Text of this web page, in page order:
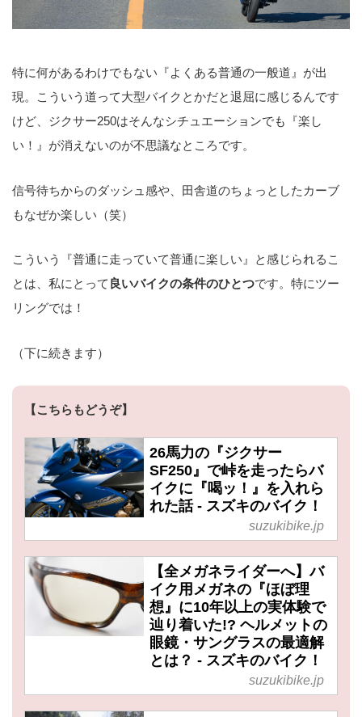
特に何があるわけでもない『よくある普通の一般道』が出
現。こういう道って大型バイクとかだと退屈に感じるんです
けど、ジクサー250はそんなシチュエーションでも『楽し
い！』が消えないのが不思議なところです。
信号待ちからのダッシュ感や、田舎道のちょっとしたカーブ
もなぜか楽しい（笑）
こういう『普通に走っていて普通に楽しい』と感じられるこ
とは、私にとって 良いバイクの条件のひとつです。特にツー
リングでは！
（下に続きます）
【こちらもどうぞ】
26馬力の『ジクサー
SF250』で峠を走ったらバ
イクに『喝ッ！』を入れら
れた話 - スズキのバイク！
suzukibike.jp
【全メガネライダーへ】バ
イク用メガネの『ほぼ理
想』に10年以上の実体験で
辿り着いた!? ヘルメットの
眼鏡・サングラスの最適解
とは？ - スズキのバイク！
suzukibike.jp